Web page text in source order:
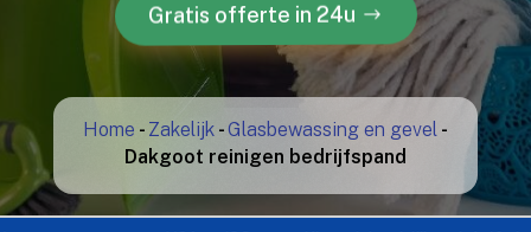
Gratis offerte in 24u
Home - Zakelijk-Glasbewassing en gevel -
Dakgoot reinigen bedrijfspand